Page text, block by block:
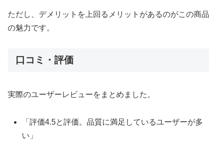
ただし、デメリットを上回るメリットがあるのがこの商品
の魅力です。
口コミ・評価
実際のユーザーレビューをまとめました。
「評価4.5と評価。品質に満足しているユーザーが多
い」